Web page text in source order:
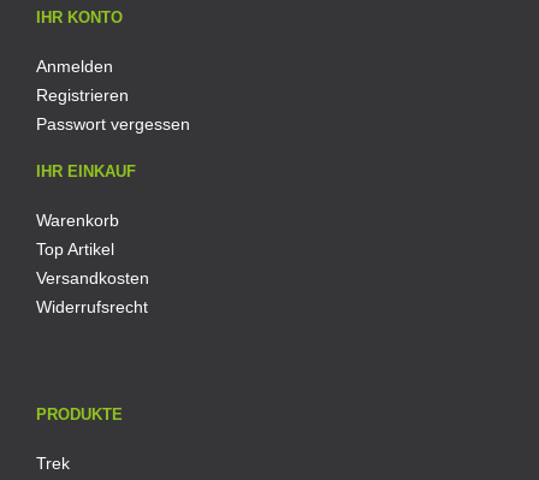
IHR KONTO
Anmelden
Registrieren
Passwort vergessen
IHR EINKAUF
Warenkorb
Top Artikel
Versandkosten
Widerrufsrecht
PRODUKTE
Trek